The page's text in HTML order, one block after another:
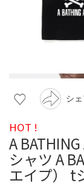
シ
HOT !
A
シャツ A
エイプ） t